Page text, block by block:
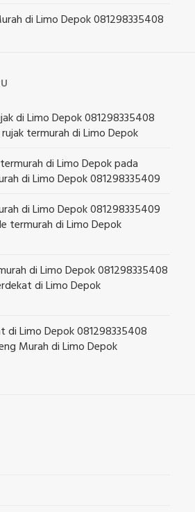
di Limo Depok 081298335408
di Limo Depok 081298335408
termurah di Limo Depok
di Limo Depokpada
di Limo Depok 081298335409
di Limo Depok 081298335409
termurah di Limo Depok
di Limo Depok 081298335408
di Limo Depok
di Limo Depok 081298335408
Murah di Limo Depok